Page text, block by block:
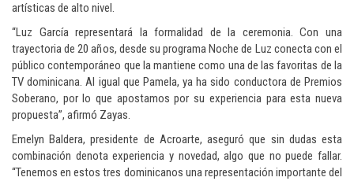
artísticas de alto nivel.
“Luz García representará la formalidad de la ceremonia. Con una
trayectoria de 20 años, desde su programa Noche de Luz conecta con el
público contemporáneo que la mantiene como una de las favoritas de la
TV dominicana. Al igual que Pamela, ya ha sido conductora de Premios
Soberano, por lo que apostamos por su experiencia para esta nueva
propuesta”, afirmó Zayas.
Emelyn Baldera, presidente de Acroarte, aseguró que sin dudas esta
combinación denota experiencia y novedad, algo que no puede fallar.
“Tenemos en estos tres dominicanos una representación importante del